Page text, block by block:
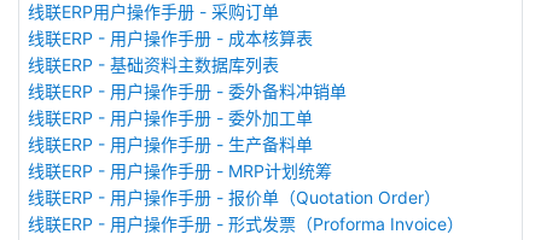
线联ERP用户操作手册 - 采购订单
线联ERP - 用户操作手册 - 成本核算表
线联ERP - 基础资料主数据库列表
线联ERP - 用户操作手册 - 委外备料冲销单
线联ERP - 用户操作手册 - 委外加工单
线联ERP - 用户操作手册 - 生产备料单
线联ERP - 用户操作手册 - MRP计划统筹
线联ERP - 用户操作手册 - 报价单（Quotation Order）
线联ERP - 用户操作手册 - 形式发票（Proforma Invoice）